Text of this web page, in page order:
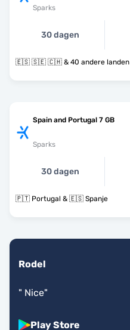
Sparks
30 dagen
🇪🇸 🇸🇪 🇨🇭 & 40 andere landen
Spain and Portugal 7 GB
Sparks
30 dagen
🇵🇹 Portugal & 🇪🇸 Spanje
Rodel
" Nice"
Play Store